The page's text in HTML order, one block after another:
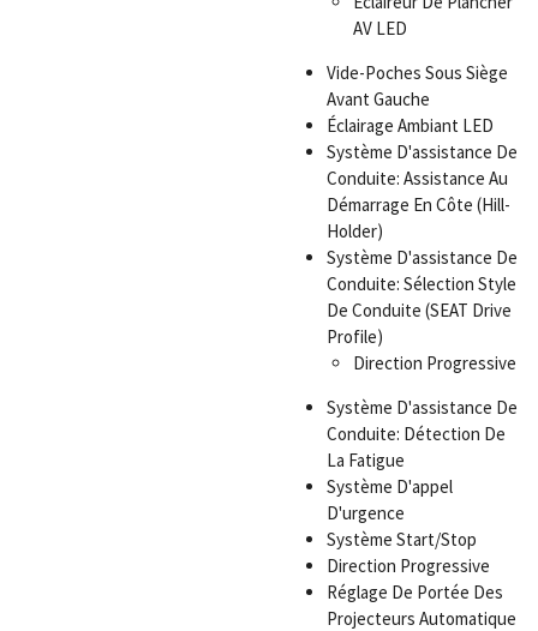
AV LED
Vide-Poches Sous Siège
Avant Gauche
Éclairage Ambiant LED
Système D'assistance De
Conduite: Assistance Au
Démarrage En Côte (Hill-
Holder)
Système D'assistance De
Conduite: Sélection Style
De Conduite (SEAT Drive
Profile)
Direction Progressive
Système D'assistance De
Conduite: Détection De
La Fatigue
Système D'appel
D'urgence
Système Start/Stop
Direction Progressive
Réglage De Portée Des
Projecteurs Automatique